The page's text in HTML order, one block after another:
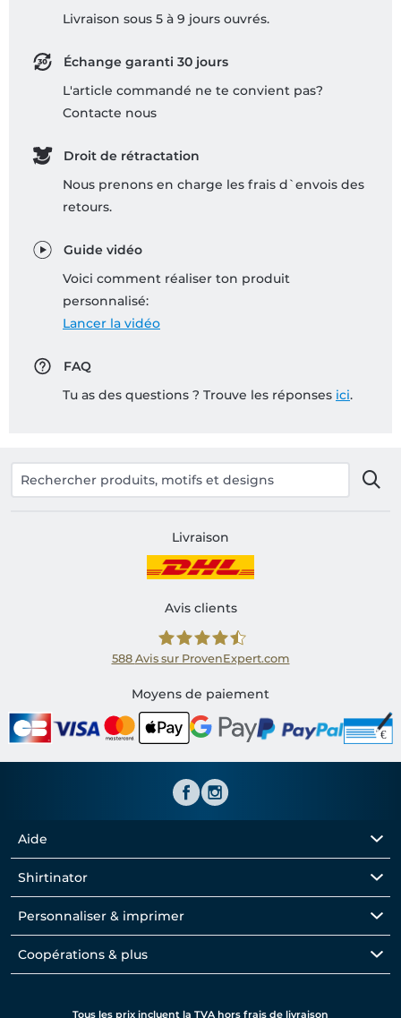
Livraison sous 5 à 9 jours ouvrés.
Échange garanti 30 jours
L'article commandé ne te convient pas?
Contacte nous
Droit de rétractation
Nous prenons en charge les frais d`envois des
retours.
Guide vidéo
Voici comment réaliser ton produit
personnalisé:
Lancer la vidéo
FAQ
Tu as des questions ? Trouve les réponses ici.
Livraison
Avis clients
Shirtinator FR
588 Avis sur ProvenExpert.com
Moyens de paiement
Aide
Shirtinator
Personnaliser & imprimer
Coopérations & plus
Tous les prix incluent la TVA hors frais de livraison